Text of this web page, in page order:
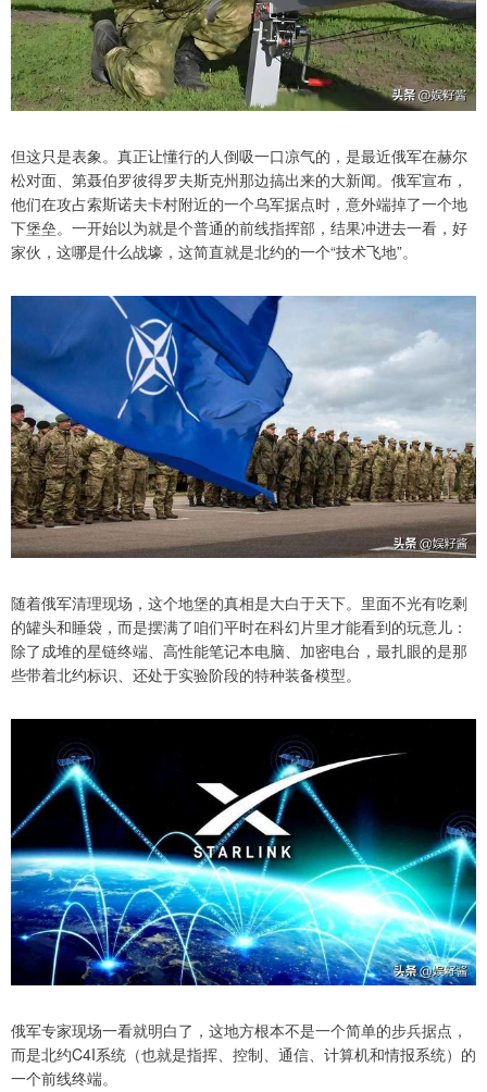
但这只是表象。真正让懂行的人倒吸一口凉气的，是最近俄军在赫尔
松对面、第聂伯罗彼得罗夫斯克州那边搞出来的大新闻。俄军宣布，
他们在攻占索斯诺夫卡村附近的一个乌军据点时，意外端掉了一个地
下堡垒。一开始以为就是个普通的前线指挥部，结果冲进去一看，好
家伙，这哪是什么战壕，这简直就是北约的一个“技术飞地”。
随着俄军清理现场，这个地堡的真相是大白于天下。里面不光有吃剩
的罐头和睡袋，而是摆满了咱们平时在科幻片里才能看到的玩意儿：
除了成堆的星链终端、高性能笔记本电脑、加密电台，最扎眼的是那
些带着北约标识、还处于实验阶段的特种装备模型。
俄军专家现场一看就明白了，这地方根本不是一个简单的步兵据点，
而是北约C4I系统（也就是指挥、控制、通信、计算机和情报系统）的
一个前线终端。